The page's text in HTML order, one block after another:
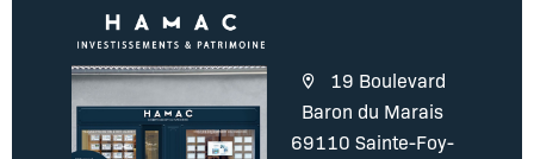
19 Boulevard
Baron du Marais
69110 Sainte-Foy-